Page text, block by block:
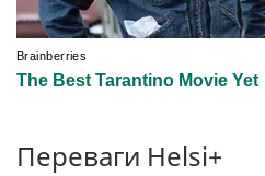
Переваги Helsi+